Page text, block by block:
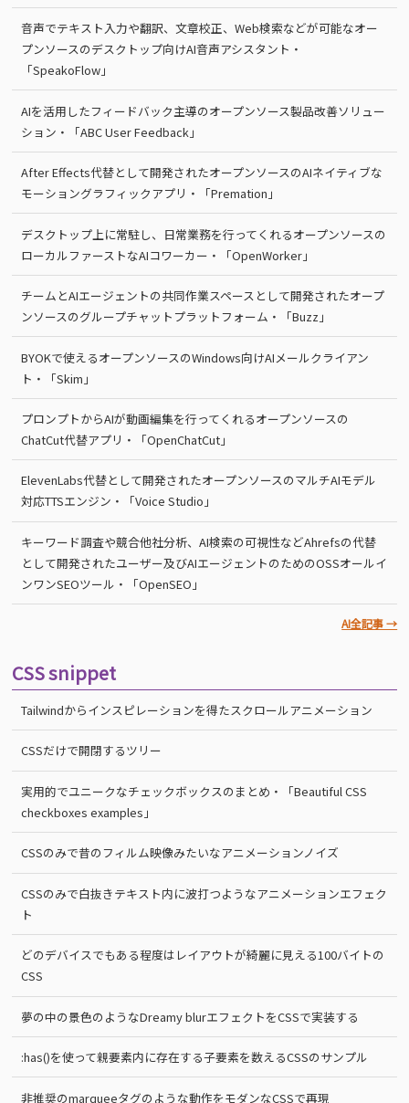
音声でテキスト入力や翻訳、文章校正、Web検索などが可能なオー
プンソースのデスクトップ向けAI音声アシスタント・
「SpeakoFlow」
AIを活用したフィードバック主導のオープンソース製品改善ソリュー
ション・「ABC User Feedback」
After Effects代替として開発されたオープンソースのAIネイティブな
モーショングラフィックアプリ・「Premation」
デスクトップ上に常駐し、日常業務を行ってくれるオープンソースの
ローカルファーストなAIコワーカー・「OpenWorker」
チームとAIエージェントの共同作業スペースとして開発されたオープ
ンソースのグループチャットプラットフォーム・「Buzz」
BYOKで使えるオープンソースのWindows向けAIメールクライアン
ト・「Skim」
プロンプトからAIが動画編集を行ってくれるオープンソースの
ChatCut代替アプリ・「OpenChatCut」
ElevenLabs代替として開発されたオープンソースのマルチAIモデル
対応TTSエンジン・「Voice Studio」
キーワード調査や競合他社分析、AI検索の可視性などAhrefsの代替
として開発されたユーザー及びAIエージェントのためのOSSオールイ
ンワンSEOツール・「OpenSEO」
AI全記事 →
CSS snippet
Tailwindからインスピレーションを得たスクロールアニメーション
CSSだけで開閉するツリー
実用的でユニークなチェックボックスのまとめ・「Beautiful CSS
checkboxes examples」
CSSのみで昔のフィルム映像みたいなアニメーションノイズ
CSSのみで白抜きテキスト内に波打つようなアニメーションエフェク
ト
どのデバイスでもある程度はレイアウトが綺麗に見える100バイトの
CSS
夢の中の景色のようなDreamy blurエフェクトをCSSで実装する
:has()を使って親要素内に存在する子要素を数えるCSSのサンプル
非推奨のmarqueeタグのような動作をモダンなCSSで再現